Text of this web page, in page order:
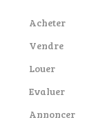
Acheter
Vendre
Louer
Evaluer
Annoncer